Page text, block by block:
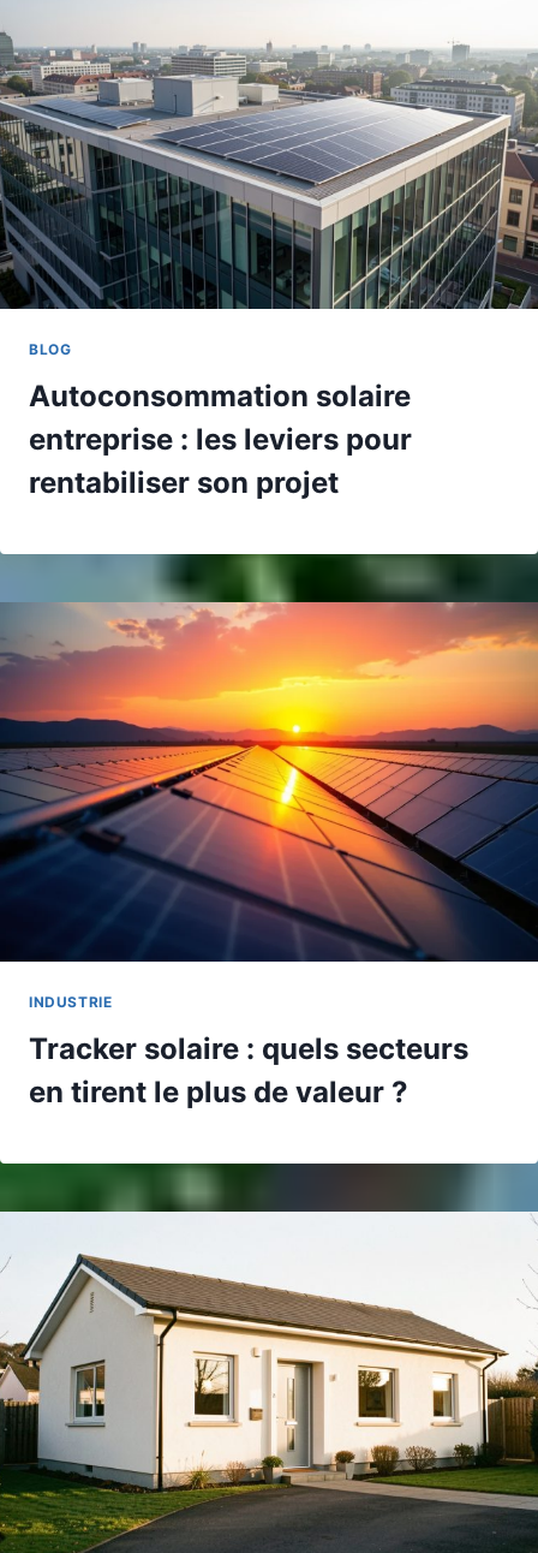
BLOG
Autoconsommation solaire
entreprise : les leviers pour
rentabiliser son projet
INDUSTRIE
Tracker solaire : quels secteurs
en tirent le plus de valeur ?